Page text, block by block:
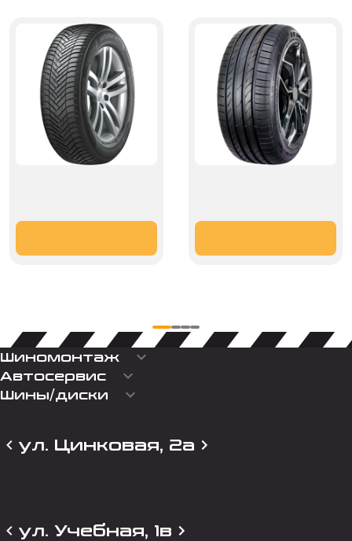
Шиномонтаж keyboard_arrow_down
Автосервис keyboard_arrow_down
Шины/диски keyboard_arrow_down
ул. Цинковая, 2а
ул. Учебная, 1в